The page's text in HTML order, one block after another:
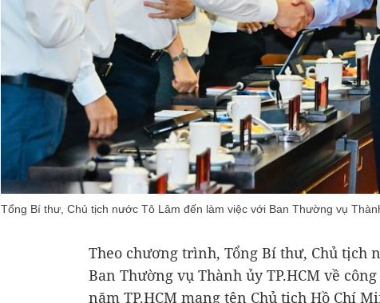
Tổng Bí thư, Chủ tịch nước Tô Lâm đến làm việc với Ban Thường vụ
Theo chương trình, Tổng Bí thư, Chủ tịch
Ban Thường vụ Thành ủy TP.HCM về
năm TP.HCM mang tên Chủ tịch Hồ Chí